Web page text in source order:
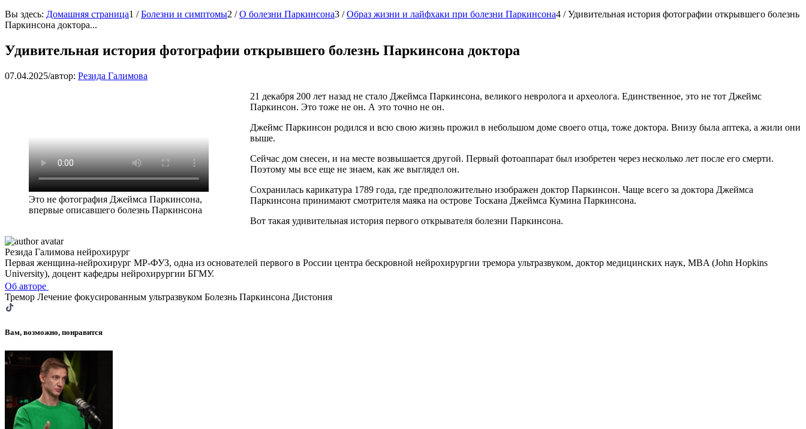
Вы здесь: Домашняя страница1 / Болезни и симптомы2 / О болезни Паркинсона3 / Образ жизни и лайфхаки при болезни Паркинсона4 / Удивительная история фотографии открывшего болезнь
Паркинсона доктора...
Удивительная история фотографии открывшего болезнь Паркинсона доктора
07.04.2025/автор: Резида Галимова
Это не фотография Джеймса Паркинсона,
впервые описавшего болезнь Паркинсона
21 декабря 200 лет назад не стало Джеймса Паркинсона, великого невролога и археолога. Единственное, это не тот Джеймс
Паркинсон. Это тоже не он. А это точно не он.
Джеймс Паркинсон родился и всю свою жизнь прожил в небольшом доме своего отца, тоже доктора. Внизу была аптека, а жили они
выше.
Сейчас дом снесен, и на месте возвышается другой. Первый фотоаппарат был изобретен через несколько лет после его смерти.
Поэтому мы все еще не знаем, как же выглядел он.
Сохранилась карикатура 1789 года, где предположительно изображен доктор Паркинсон. Чаще всего за доктора Джеймса
Паркинсона принимают смотрителя маяка на острове Тоскана Джеймса Кумина Паркинсона.
Вот такая удивительная история первого открывателя болезни Паркинсона.
Резида Галимова нейрохирург
Первая женщина-нейрохирург МР-ФУЗ, одна из основателей первого в России центра бескровной нейрохирургии тремора ультразвуком, доктор медицинских наук, MBA (John Hopkins
University), доцент кафедры нейрохирургии БГМУ.
Об авторе
Тремор Лечение фокусированным ультразвуком Болезнь Паркинсона Дистония
Вам, возможно, понравится